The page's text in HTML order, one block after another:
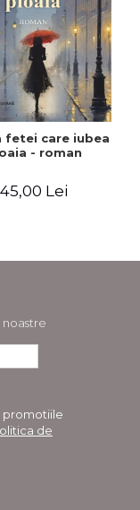
fetei care iubea
- roman
45,00 Lei
promotiile
de